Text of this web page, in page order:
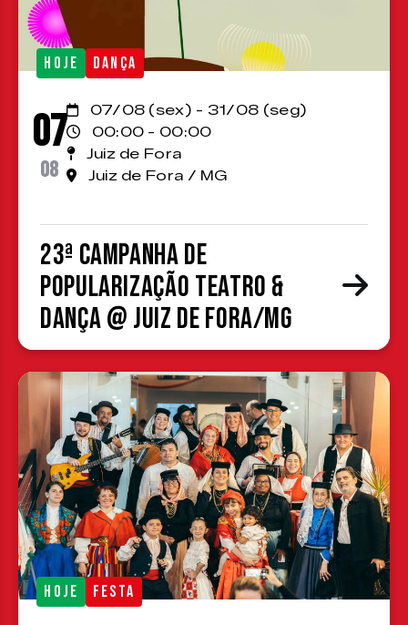
HOJE DANÇA
07
08
07/08 (sex) - 31/08 (seg)
00:00 - 00:00
Juiz de Fora
Juiz de Fora / MG
23ª Campanha de
Popularização Teatro &
Dança @ Juiz de Fora/MG
HOJE FESTA